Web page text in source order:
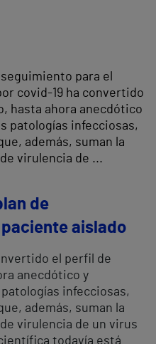
para el
covid-19 ha convertido
hasta ahora anecdótico
patologías infecciosas,
además, suman la
virulencia de ...
de
aislado
el perfil de
anecdótico y
infecciosas,
además, suman la
virulencia de un virus
todavía está